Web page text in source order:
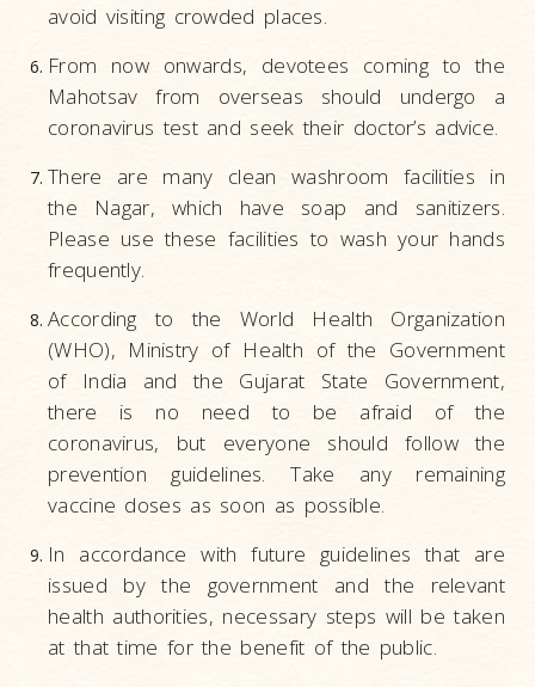
avoid visiting crowded places.
From now onwards, devotees coming to the
Mahotsav from overseas should undergo a
coronavirus test and seek their doctor’s advice.
There are many clean washroom facilities in
the Nagar, which have soap and sanitizers.
Please use these facilities to wash your hands
frequently.
According to the World Health Organization
(WHO), Ministry of Health of the Government
of India and the Gujarat State Government,
there is no need to be afraid of the
coronavirus, but everyone should follow the
prevention guidelines. Take any remaining
vaccine doses as soon as possible.
In accordance with future guidelines that are
issued by the government and the relevant
health authorities, necessary steps will be taken
at that time for the benefit of the public.